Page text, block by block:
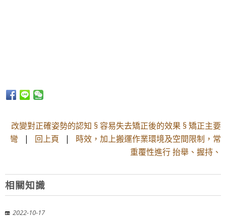
改變對正確姿勢的認知 § 容易失去矯正後的效果 § 矯正主要
彎 | 回上頁 | 時效，加上搬運作業環境及空間限制，常
重覆性進行 抬舉、握持、
相關知識
2022-10-17